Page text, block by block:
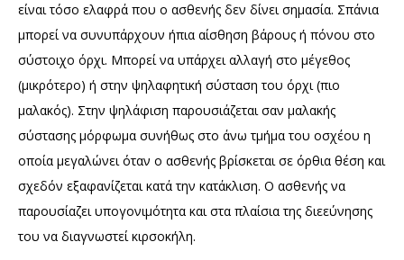
είναι τόσο ελαφρά που ο ασθενής δεν δίνει σημασία. Σπάνια
μπορεί να συνυπάρχουν ήπια αίσθηση βάρους ή πόνου στο
σύστοιχο όρχι. Μπορεί να υπάρχει αλλαγή στο μέγεθος
(μικρότερο) ή στην ψηλαφητική σύσταση του όρχι (πιο
μαλακός). Στην ψηλάφιση παρουσιάζεται σαν μαλακής
σύστασης μόρφωμα συνήθως στο άνω τμήμα του οσχέου η
οποία μεγαλώνει όταν ο ασθενής βρίσκεται σε όρθια θέση και
σχεδόν εξαφανίζεται κατά την κατάκλιση. Ο ασθενής να
παρουσίαζει υπογονιμότητα και στα πλαίσια της διεεύνησης
του να διαγνωστεί κιρσοκήλη.